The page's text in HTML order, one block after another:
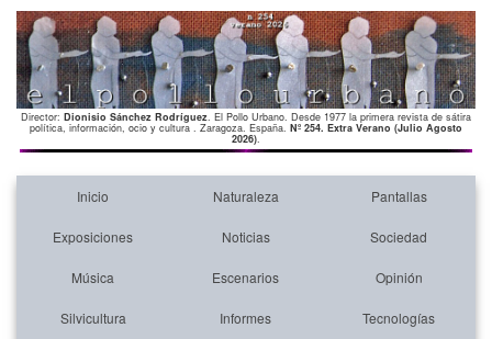
Director: Dionisio Sánchez Rodríguez. El Pollo Urbano. Desde 1977 la primera revista de sátira
política, información, ocio y cultura . Zaragoza. España. Nº 254. Extra Verano (Julio Agosto
2026).
Inicio Naturaleza Pantallas
Exposiciones Noticias Sociedad
Música Escenarios Opinión
Silvicultura Informes Tecnologías